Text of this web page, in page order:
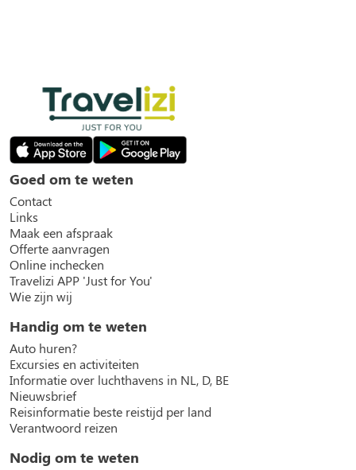
Goed om te weten
Contact
Links
Maak een afspraak
Offerte aanvragen
Online inchecken
Travelizi APP 'Just for You'
Wie zijn wij
Handig om te weten
Auto huren?
Excursies en activiteiten
Informatie over luchthavens in NL, D, BE
Nieuwsbrief
Reisinformatie beste reistijd per land
Verantwoord reizen
Nodig om te weten